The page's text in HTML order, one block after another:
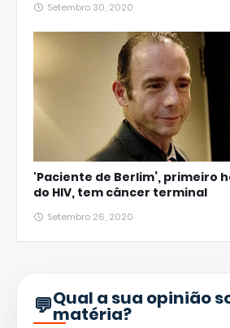
Setembro 30, 2020
'Paciente de Berlim’, primeiro
do HIV, tem câncer terminal
Setembro 26, 2020
Qual a sua opinião
matéria?